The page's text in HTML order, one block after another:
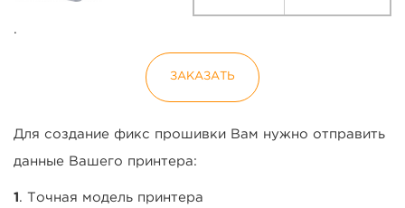
.
ЗАКАЗАТЬ
Для создание фикс прошивки Вам нужно отправить
данные Вашего принтера:
1 . Точная модель принтера